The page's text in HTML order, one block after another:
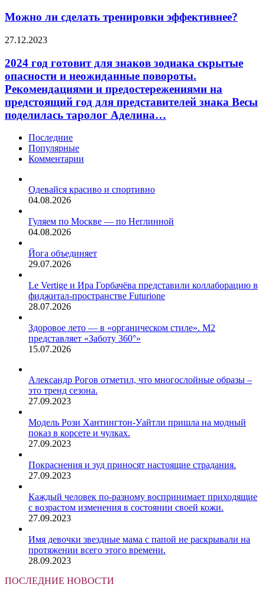
контрафактной
икры.
сделать
тренировки
эффективнее?
Можно ли сделать тренировки эффективнее?
2024
готовит
для
знаков
зодиака
скрытые
опасности
неожиданные
повороты.
Рекомендациями
предостережениями
предстоящий
представителей
знака
поделилась
таролог
Аделина…
27.12.2023
2024 год готовит для знаков зодиака скрытые
опасности и неожиданные повороты.
Рекомендациями и предостережениями на
предстоящий год для представителей знака Весы
поделилась таролог Аделина…
Последние
Популярные
Комментарии
Одевайся красиво и спортивно
04.08.2026
Гуляем по Москве — по Неглинной
04.08.2026
Йога объединяет
29.07.2026
Le Vertige и Ира Горбачёва представили коллаборацию в
фиджитал-пространстве Futurione
28.07.2026
Здоровое лето — в «органическом стиле». М2
представляет «Заботу 360°»
15.07.2026
Александр Рогов отметил, что многослойные образы –
это тренд сезона.
27.09.2023
Модель Рози Хантингтон-Уайтли пришла на модный
показ в корсете и чулках.
27.09.2023
Покраснения и зуд приносят настоящие страдания.
27.09.2023
Каждый человек по-разному воспринимает приходящие
с возрастом изменения в состоянии своей кожи.
27.09.2023
Имя девочки звездные мама с папой не раскрывали на
протяжении всего этого времени.
28.09.2023
ПОСЛЕДНИЕ НОВОСТИ